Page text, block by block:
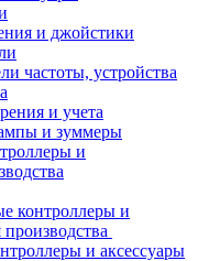
и джойстики
частоты, устройства
и учета
и зуммеры
и
контроллеры и
и аксессуары